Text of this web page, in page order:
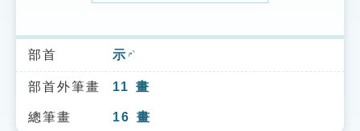
索引選單
知識索引
單字索引
部首 示 ㄕˋ
部首外筆畫 11 畫
總筆畫 16 畫